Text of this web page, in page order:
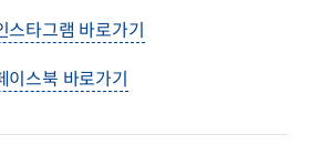
타그램 바로가기
스북 바로가기